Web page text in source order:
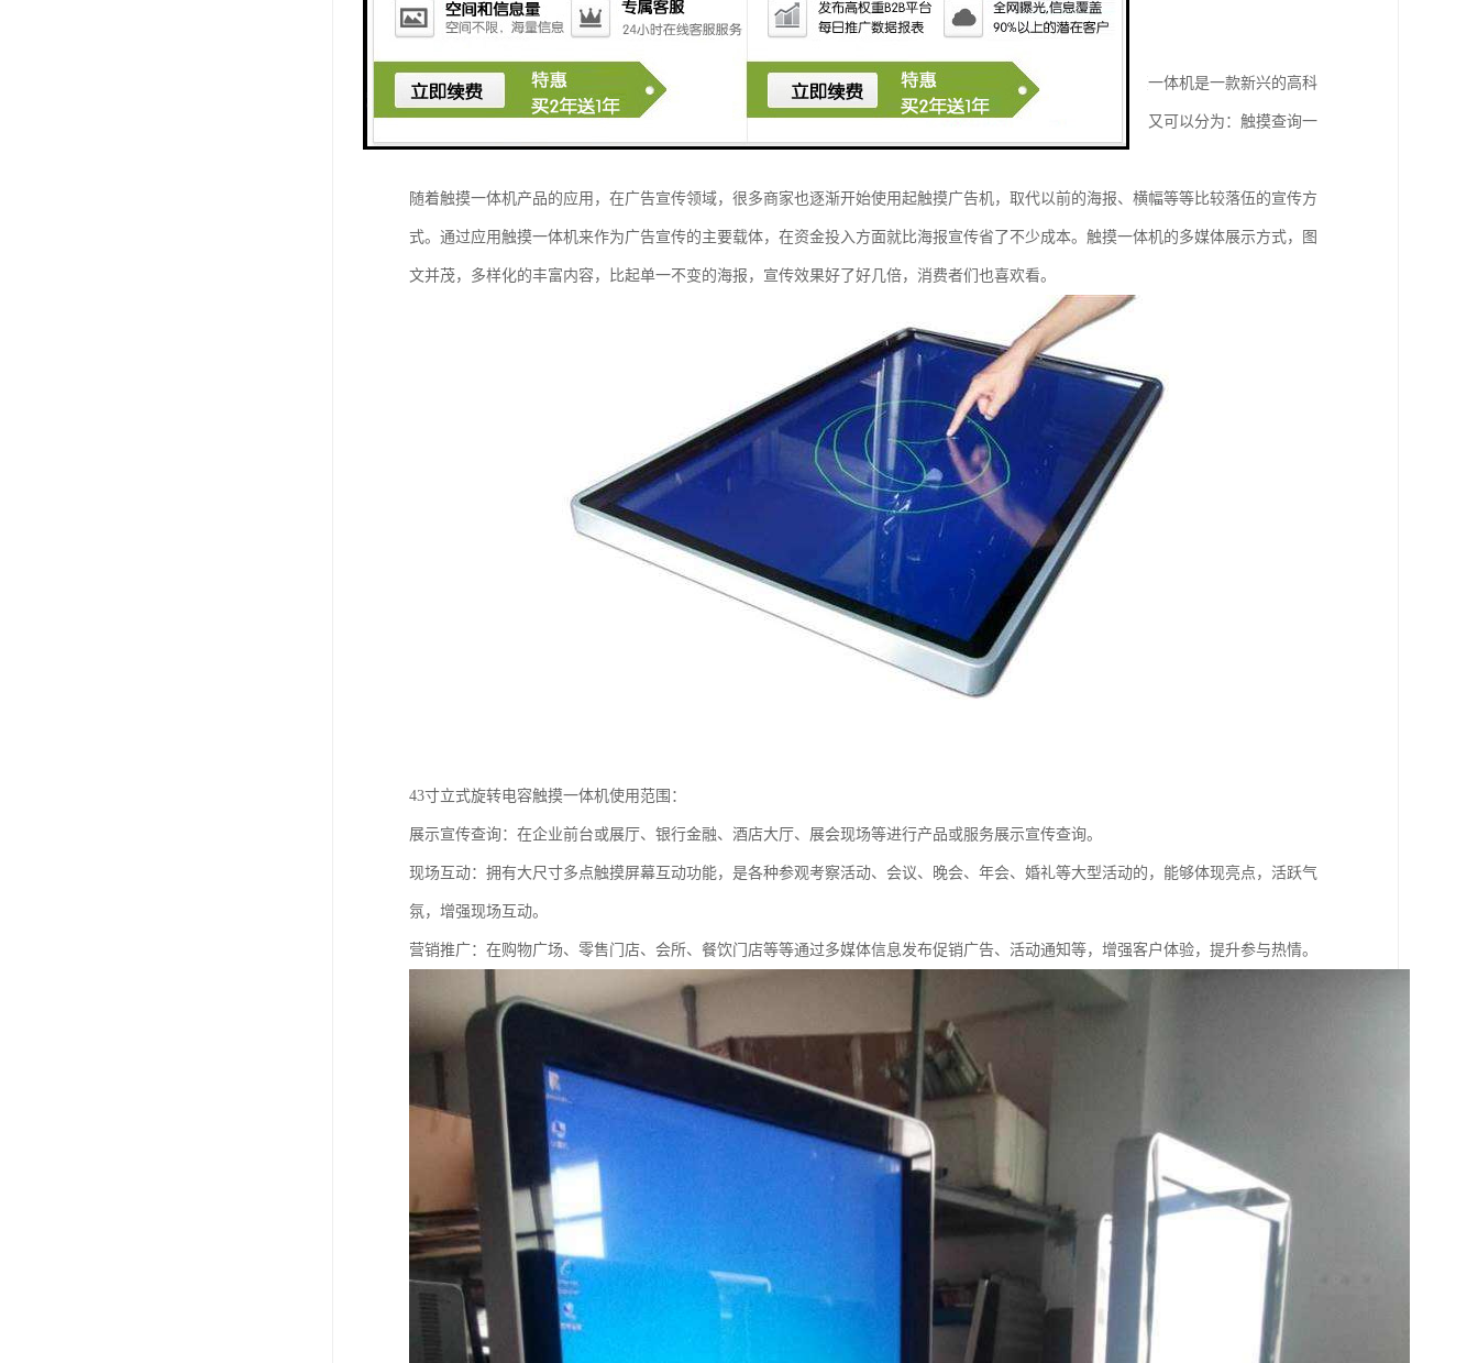
随着科技的不断发展，不断有新的高科技产品出现在我们的生活当中，给我们的生活带来了很多的变化。触摸一体机是一款新兴的高科
技电子触控产品，被人们应用于各个行业。根据应用环境、功能需求、面向对象等方面的不同，触摸一体产品又可以分为：触摸查询一
随着触摸一体机产品的应用，在广告宣传领域，很多商家也逐渐开始使用起触摸广告机，取代以前的海报、横幅等等比较落伍的宣传方
式。通过应用触摸一体机来作为广告宣传的主要载体，在资金投入方面就比海报宣传省了不少成本。触摸一体机的多媒体展示方式，图
文并茂，多样化的丰富内容，比起单一不变的海报，宣传效果好了好几倍，消费者们也喜欢看。
43寸立式旋转电容触摸一体机使用范围：
展示宣传查询：在企业前台或展厅、银行金融、酒店大厅、展会现场等进行产品或服务展示宣传查询。
现场互动：拥有大尺寸多点触摸屏幕互动功能，是各种参观考察活动、会议、晚会、年会、婚礼等大型活动的，能够体现亮点，活跃气
氛，增强现场互动。
营销推广：在购物广场、零售门店、会所、餐饮门店等等通过多媒体信息发布促销广告、活动通知等，增强客户体验，提升参与热情。